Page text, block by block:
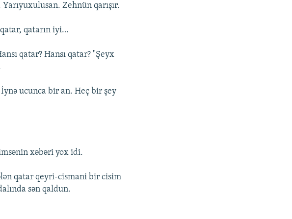
Zehnün qarışır.
qatarın iyi…
qatar? Hansı qatar? "Şeyx
ucunca bir an. Heç bir şey
xəbəri yox idi.
qatar qeyri-cismani bir cisim
sən qaldun.